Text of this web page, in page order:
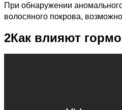
При обнаружении
волосяного покрова,
2Как влияют